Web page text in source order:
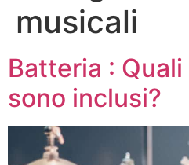
musicali
Batteria :
sono inclusi?